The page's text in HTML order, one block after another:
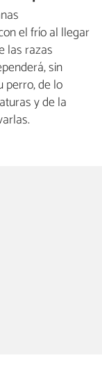
el frío al llegar
las razas
sin
perro, de lo
y de la